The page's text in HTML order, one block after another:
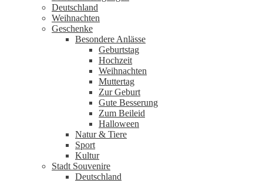
Deutschland
Weihnachten
Geschenke
Besondere Anlässe
Geburtstag
Hochzeit
Weihnachten
Muttertag
Zur Geburt
Gute Besserung
Zum Beileid
Halloween
Natur & Tiere
Sport
Kultur
Stadt Souvenire
Deutschland